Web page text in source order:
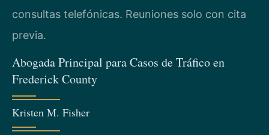
consultas telefónicas. Reuniones solo con cita
previa.
Abogada Principal para Casos de Tráfico en
Frederick County
Kristen M. Fisher